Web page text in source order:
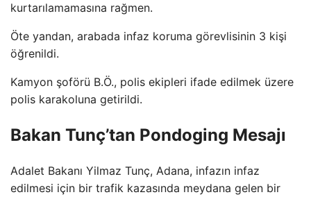
kurtarılamamasına rağmen.
Öte yandan, arabada infaz koruma görevlisinin 3 kişi
öğrenildi.
Kamyon şoförü B.Ö., polis ekipleri ifade edilmek üzere
polis karakoluna getirildi.
Bakan Tunç’tan Pondoging Mesajı
Adalet Bakanı Yilmaz Tunç, Adana, infazın infaz
edilmesi için bir trafik kazasında meydana gelen bir